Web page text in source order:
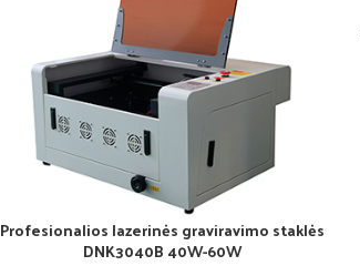
Profesionalios lazerinės graviravimo staklės
DNK3040B 40W-60W